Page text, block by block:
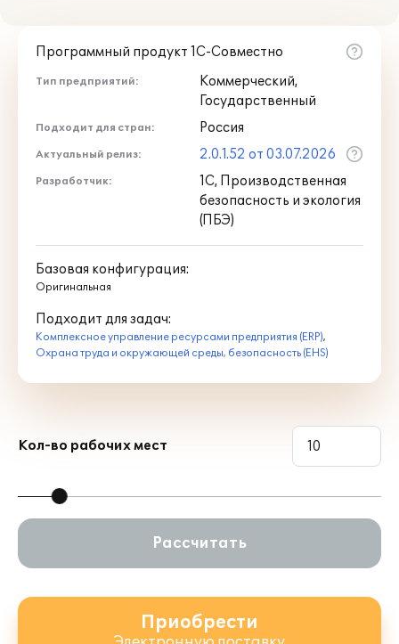
Программный продукт 1С-Совместно
Тип предприятий:
Коммерческий,
Государственный
Подходит для стран: Россия
Актуальный релиз: 2.0.1.52 от 03.07.2026
Разработчик:
1С, Производственная
безопасность и экология
(ПБЭ)
Базовая конфигурация:
Оригинальная
Подходит для задач:
Комплексное управление ресурсами предприятия (ERP),
Охрана труда и окружающей среды, безопасность (EHS)
Кол-во рабочих мест
Рассчитать
Приобрести